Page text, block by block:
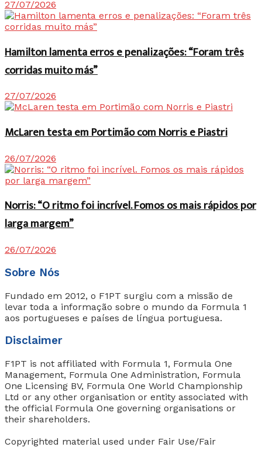
27/07/2026
Hamilton lamenta erros e penalizações: “Foram três
corridas muito más”
27/07/2026
McLaren testa em Portimão com Norris e Piastri
26/07/2026
Norris: “O ritmo foi incrível. Fomos os mais rápidos por
larga margem”
26/07/2026
Sobre Nós
Fundado em 2012, o F1PT surgiu com a missão de
levar toda a informação sobre o mundo da Formula 1
aos portugueses e países de língua portuguesa.
Disclaimer
F1PT is not affiliated with Formula 1, Formula One
Management, Formula One Administration, Formula
One Licensing BV, Formula One World Championship
Ltd or any other organisation or entity associated with
the official Formula One governing organisations or
their shareholders.
Copyrighted material used under Fair Use/Fair